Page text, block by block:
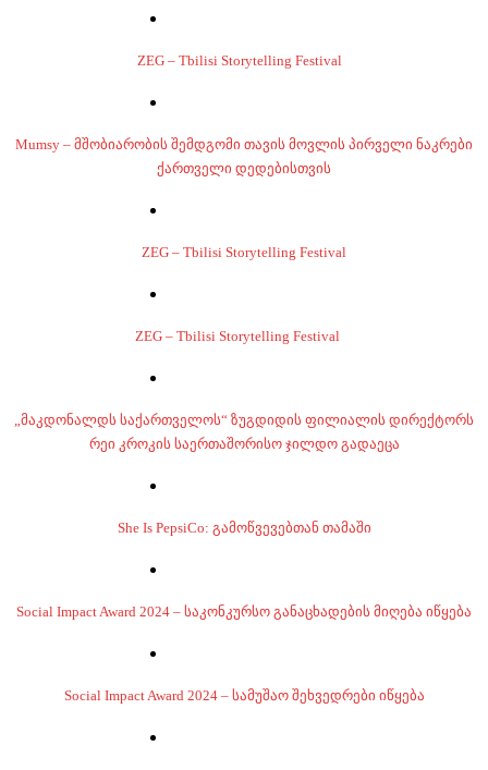
ZEG – Tbilisi Storytelling Festival
Mumsy – მშობიარობის შემდგომი თავის მოვლის პირველი ნაკრები
ქართველი დედებისთვის
ZEG – Tbilisi Storytelling Festival
ZEG – Tbilisi Storytelling Festival
„მაკდონალდს საქართველოს“ ზუგდიდის ფილიალის დირექტორს
რეი კროკის საერთაშორისო ჯილდო გადაეცა
She Is PepsiCo: გამოწვევებთან თამაში
Social Impact Award 2024 – საკონკურსო განაცხადების მიღება იწყება
Social Impact Award 2024 – სამუშაო შეხვედრები იწყება